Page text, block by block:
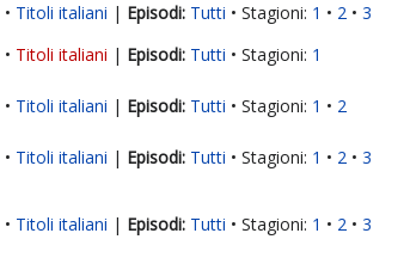
Titoli italiani | Tutti Stagioni: 1 2
3
Titoli italiani | Tutti Stagioni: 1
Titoli italiani | Tutti Stagioni: 1 2
Titoli italiani | Tutti Stagioni: 1 2
3
Titoli italiani | Tutti Stagioni: 1 2
3